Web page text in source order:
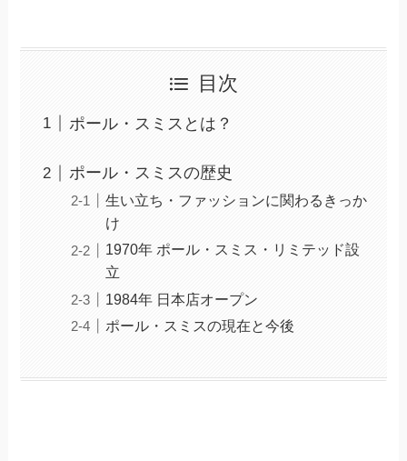
目次
ポール・スミスとは？
ポール・スミスの歴史
生い立ち・ファッションに関わるきっか
け
1970年 ポール・スミス・リミテッド設
立
1984年 日本店オープン
ポール・スミスの現在と今後